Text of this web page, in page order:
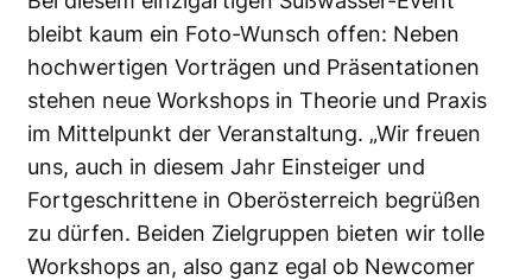
bleibt kaum ein Foto-Wunsch offen: Neben
hochwertigen Vorträgen und Präsentationen
stehen neue Workshops in Theorie und Praxis
im Mittelpunkt der Veranstaltung. „Wir freuen
uns, auch in diesem Jahr Einsteiger und
Fortgeschrittene in Oberösterreich begrüßen
zu dürfen. Beiden Zielgruppen bieten wir tolle
Workshops an, also ganz egal ob Newcomer